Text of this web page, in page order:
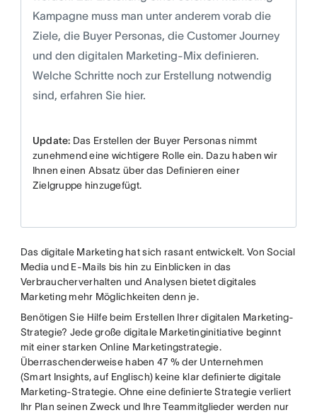
Kampagne muss man unter anderem vorab die
Ziele, die Buyer Personas, die Customer Journey
und den digitalen Marketing-Mix definieren.
Welche Schritte noch zur Erstellung notwendig
sind, erfahren Sie hier.
Update: Das Erstellen der Buyer Personas nimmt
zunehmend eine wichtigere Rolle ein. Dazu haben wir
Ihnen einen Absatz über das Definieren einer
Zielgruppe hinzugefügt.
Das digitale Marketing hat sich rasant entwickelt. Von Social
Media und E-Mails bis hin zu Einblicken in das
Verbraucherverhalten und Analysen bietet digitales
Marketing mehr Möglichkeiten denn je.
Benötigen Sie Hilfe beim Erstellen Ihrer digitalen Marketing-
Strategie? Jede große digitale Marketinginitiative beginnt
mit einer starken Online Marketingstrategie.
Überraschenderweise haben 47 % der Unternehmen
(Smart Insights, auf Englisch) keine klar definierte digitale
Marketing-Strategie. Ohne eine definierte Strategie verliert
Ihr Plan seinen Zweck und Ihre Teammitglieder werden nur